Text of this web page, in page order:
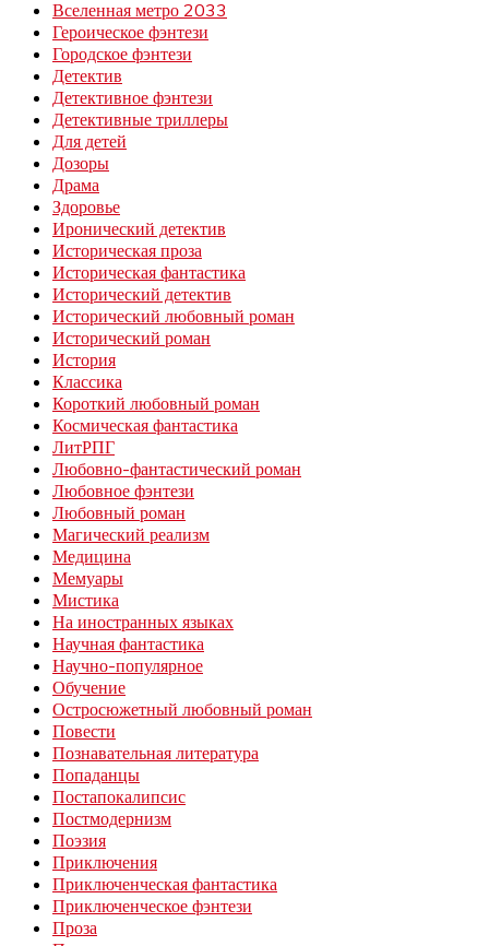
Вселенная метро 2033
Героическое фэнтези
Городское фэнтези
Детектив
Детективное фэнтези
Детективные триллеры
Для детей
Дозоры
Драма
Здоровье
Иронический детектив
Историческая проза
Историческая фантастика
Исторический детектив
Исторический любовный роман
Исторический роман
История
Классика
Короткий любовный роман
Космическая фантастика
ЛитРПГ
Любовно-фантастический роман
Любовное фэнтези
Любовный роман
Магический реализм
Медицина
Мемуары
Мистика
На иностранных языках
Научная фантастика
Научно-популярное
Обучение
Остросюжетный любовный роман
Повести
Познавательная литература
Попаданцы
Постапокалипсис
Постмодернизм
Поэзия
Приключения
Приключенческая фантастика
Приключенческое фэнтези
Проза